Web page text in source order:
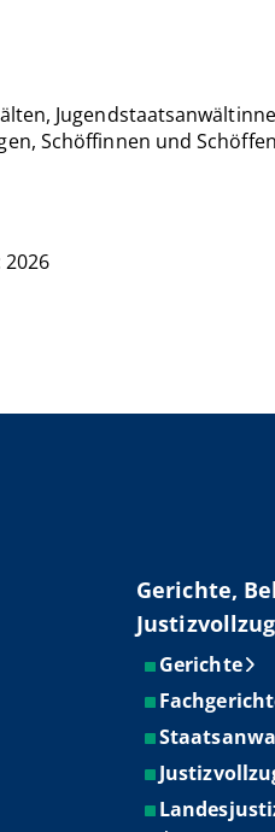
Schöffinnen und Schöffen
2026
Gerichte,
Justizvollzug
Gerichte